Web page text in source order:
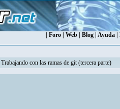
Foro| Web| Blog| Ayuda|
Trabajando con las ramas de git (tercera parte)